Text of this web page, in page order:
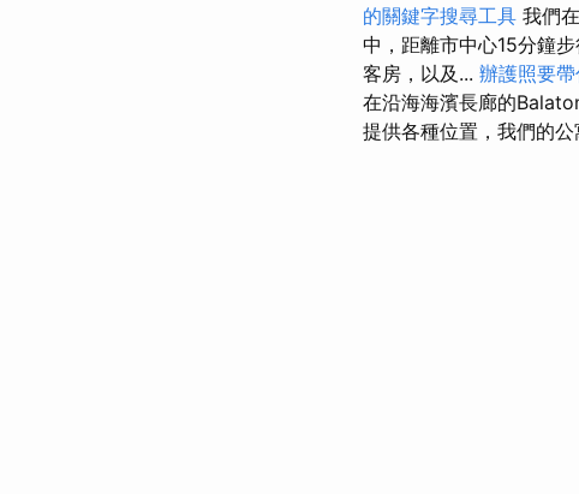
的關鍵字搜尋工具 我們
中，距離市中心15分鐘步
客房，以及... 辦護照要
在沿海海濱長廊的
提供各種位置，我們的公